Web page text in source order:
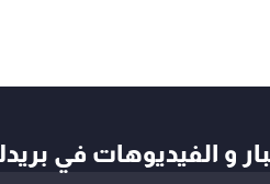
و الفيديوهات في